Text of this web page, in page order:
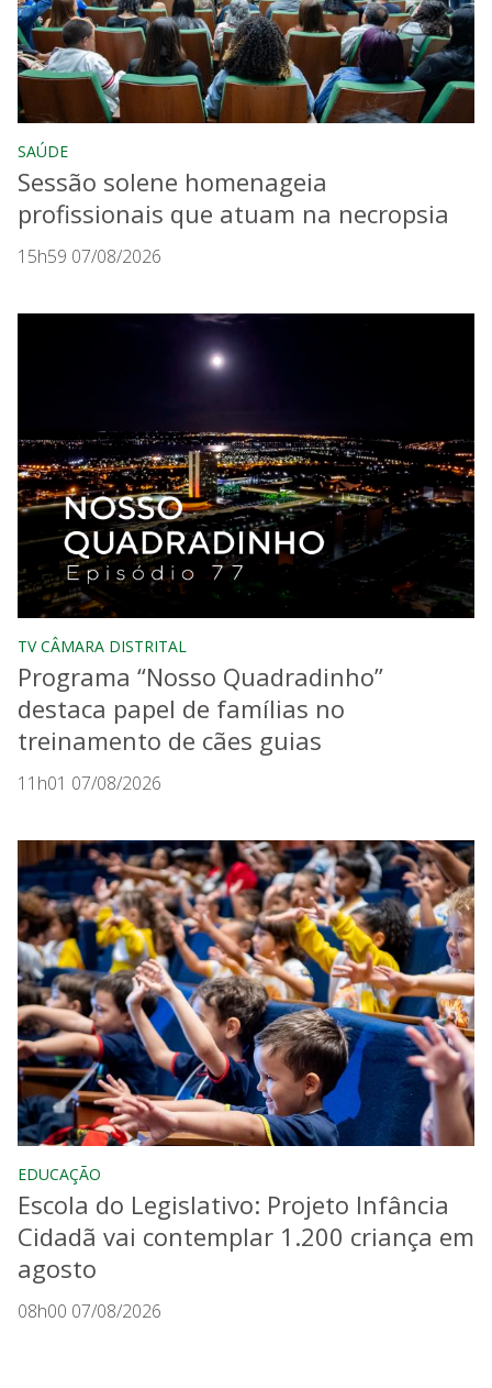
SAÚDE
Sessão solene homenageia
profissionais que atuam na necropsia
15h59 07/08/2026
TV CÂMARA DISTRITAL
Programa “Nosso Quadradinho”
destaca papel de famílias no
treinamento de cães guias
11h01 07/08/2026
EDUCAÇÃO
Escola do Legislativo: Projeto Infância
Cidadã vai contemplar 1.200 criança em
agosto
08h00 07/08/2026